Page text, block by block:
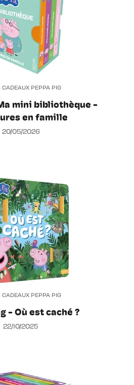
CADEAUX PEPPA PIG
mini bibliothèque -
en famille
20/05/2026
CADEAUX PEPPA PIG
- Où est caché ?
22/10/2025